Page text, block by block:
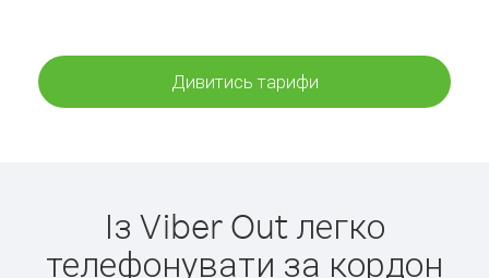
Дивитись тарифи
Із Viber Out легко
телефонувати за кордон